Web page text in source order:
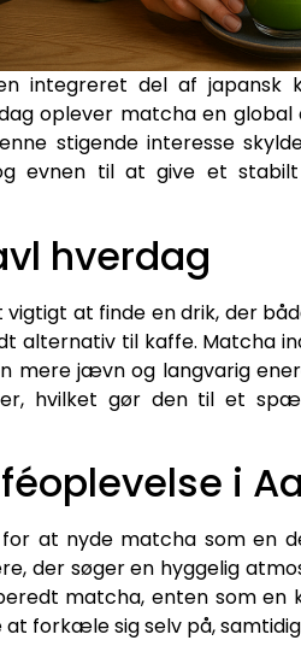
integreret del af
oplever matcha en
stigende interesse
evnen til at give et
hverdag
at finde en drik, der
alternativ til kaffe. Matcha
mere jævn og langvarig
hvilket gør den til et
i
at nyde matcha som en
der søger en hyggelig
matcha, enten som
forkæle sig selv på,